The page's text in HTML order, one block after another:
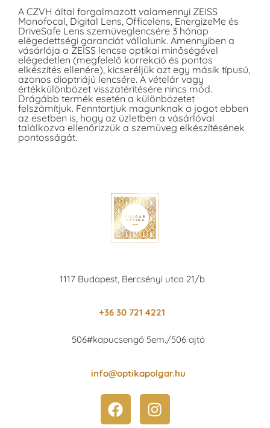
A CZVH által forgalmazott valamennyi ZEISS
Monofocal, Digital Lens, Officelens, EnergizeMe és
DriveSafe Lens szemüveglencsére 3 hónap
elégedettségi garanciát vállalunk. Amennyiben a
vásárlója a ZEISS lencse optikai minőségével
elégedetlen (megfelelő korrekció és pontos
elkészítés ellenére), kicseréljük azt egy másik típusú,
azonos dioptriájú lencsére. A vételár vagy
értékkülönbözet visszatérítésére nincs mód.
Drágább termék esetén a különbözetet
felszámítjuk. Fenntartjuk magunknak a jogot ebben
az esetben is, hogy az üzletben a vásárlóval
találkozva ellenőrizzük a szemüveg elkészítésének
pontosságát.
1117 Budapest, Bercsényi utca 21/b
+36 30 721 4221
506#kapucsengő 5em./506 ajtó
info@optikapolgar.hu